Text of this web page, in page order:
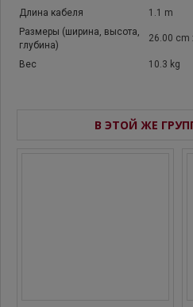
Длина кабеля
1.1 m
Размеры (ширина, высота,
глубина)
26.00 cm
Вес 10.3 kg
В ЭТОЙ ЖЕ